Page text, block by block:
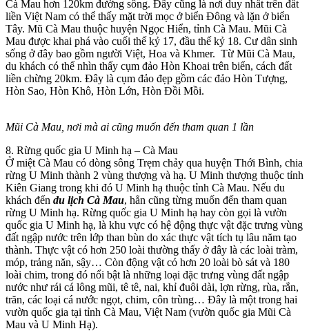
Cà Mau hơn 120km đường sông. Đây cũng là nơi duy nhất trên đất
liền Việt Nam có thể thấy mặt trời mọc ở biển Đông và lặn ở biển
Tây. Mũ Cà Mau thuộc huyện Ngọc Hiển, tỉnh Cà Mau. Mũi Cà
Mau được khai phá vào cuối thế kỷ 17, đầu thế kỷ 18. Cư dân sinh
sống ở đây bao gồm người Việt, Hoa và Khmer. Từ Mũi Cà Mau,
du khách có thể nhìn thấy cụm đảo Hòn Khoai trên biển, cách đất
liền chừng 20km. Đây là cụm đảo đẹp gồm các đảo Hòn Tượng,
Hòn Sao, Hòn Khô, Hòn Lớn, Hòn Đồi Mồi.
Mũi Cà Mau, nơi mà ai cũng muốn đến tham quan 1 lần
8. Rừng quốc gia U Minh hạ – Cà Mau
Ở miệt Cà Mau có dòng sông Trẹm chảy qua huyện Thới Bình, chia
rừng U Minh thành 2 vùng thượng và hạ. U Minh thượng thuộc tỉnh
Kiên Giang trong khi đó U Minh hạ thuộc tỉnh Cà Mau. Nếu du
khách đến du lịch Cà Mau, hẳn cũng từng muốn đến tham quan
rừng U Minh hạ. Rừng quốc gia U Minh hạ hay còn gọi là vườn
quốc gia U Minh hạ, là khu vực có hệ động thực vật đặc trưng vùng
đất ngập nước trên lớp than bùn do xác thực vật tích tụ lâu năm tạo
thành. Thực vật có hơn 250 loài thường thấy ở đây là các loài tràm,
móp, trảng năn, sậy… Còn động vật có hơn 20 loài bò sát và 180
loài chim, trong đó nổi bật là những loại đặc trưng vùng đất ngập
nước như rái cá lông mũi, tê tê, nai, khỉ đuôi dài, lợn rừng, rùa, rắn,
trăn, các loại cá nước ngọt, chim, côn trùng… Đây là một trong hai
vườn quốc gia tại tỉnh Cà Mau, Việt Nam (vườn quốc gia Mũi Cà
Mau và U Minh Hạ).